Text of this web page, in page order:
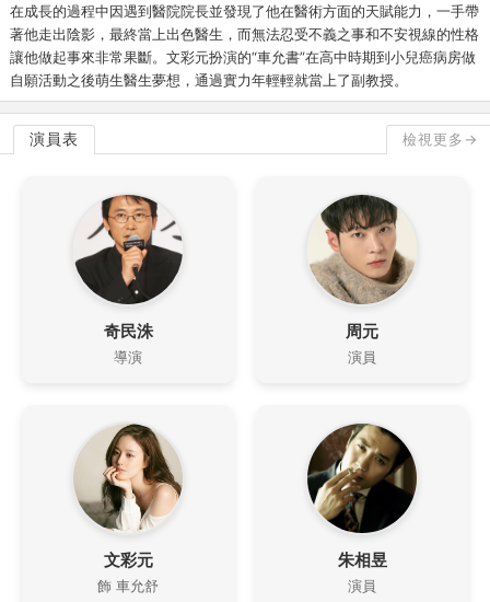
在成長的過程中因遇到醫院院長並發現了他在醫術方面的天賦能力，一手帶
著他走出陰影，最終當上出色醫生，而無法忍受不義之事和不安視線的性格
讓他做起事來非常果斷。文彩元扮演的“車允書”在高中時期到小兒癌病房做
自願活動之後萌生醫生夢想，通過實力年輕輕就當上了副教授。
演員表 檢視更多→
奇民洙
導演
周元
演員
文彩元
飾 車允舒
朱相昱
演員